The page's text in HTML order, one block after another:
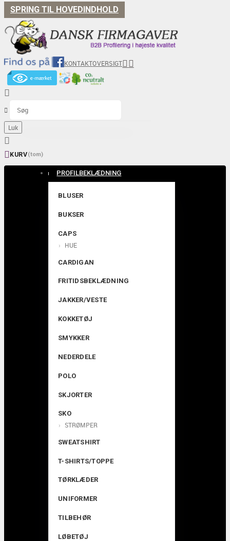
SPRING TIL HOVEDINDHOLD
KONTAKTOVERSIGT


Luk

KURV(tom)
PROFILBEKLÆDNING
BLUSER
BUKSER
CAPS
HUE
CARDIGAN
FRITIDSBEKLÆDNING
JAKKER/VESTE
KOKKETØJ
SMYKKER
NEDERDELE
POLO
SKJORTER
SKO
STRØMPER
SWEATSHIRT
T-SHIRTS/TOPPE
TØRKLÆDER
UNIFORMER
TILBEHØR
LØBETØJ